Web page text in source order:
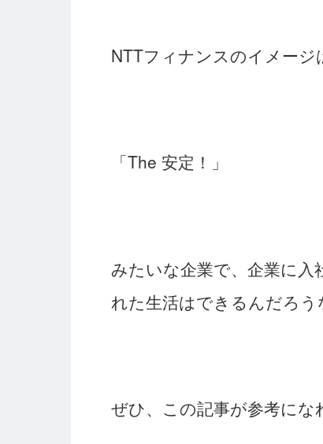
NTTフィナンスのイメージ
「The 安定！」
みたいな企業で、企業に
れた生活はできるんだろう
ぜひ、この記事が参考にな